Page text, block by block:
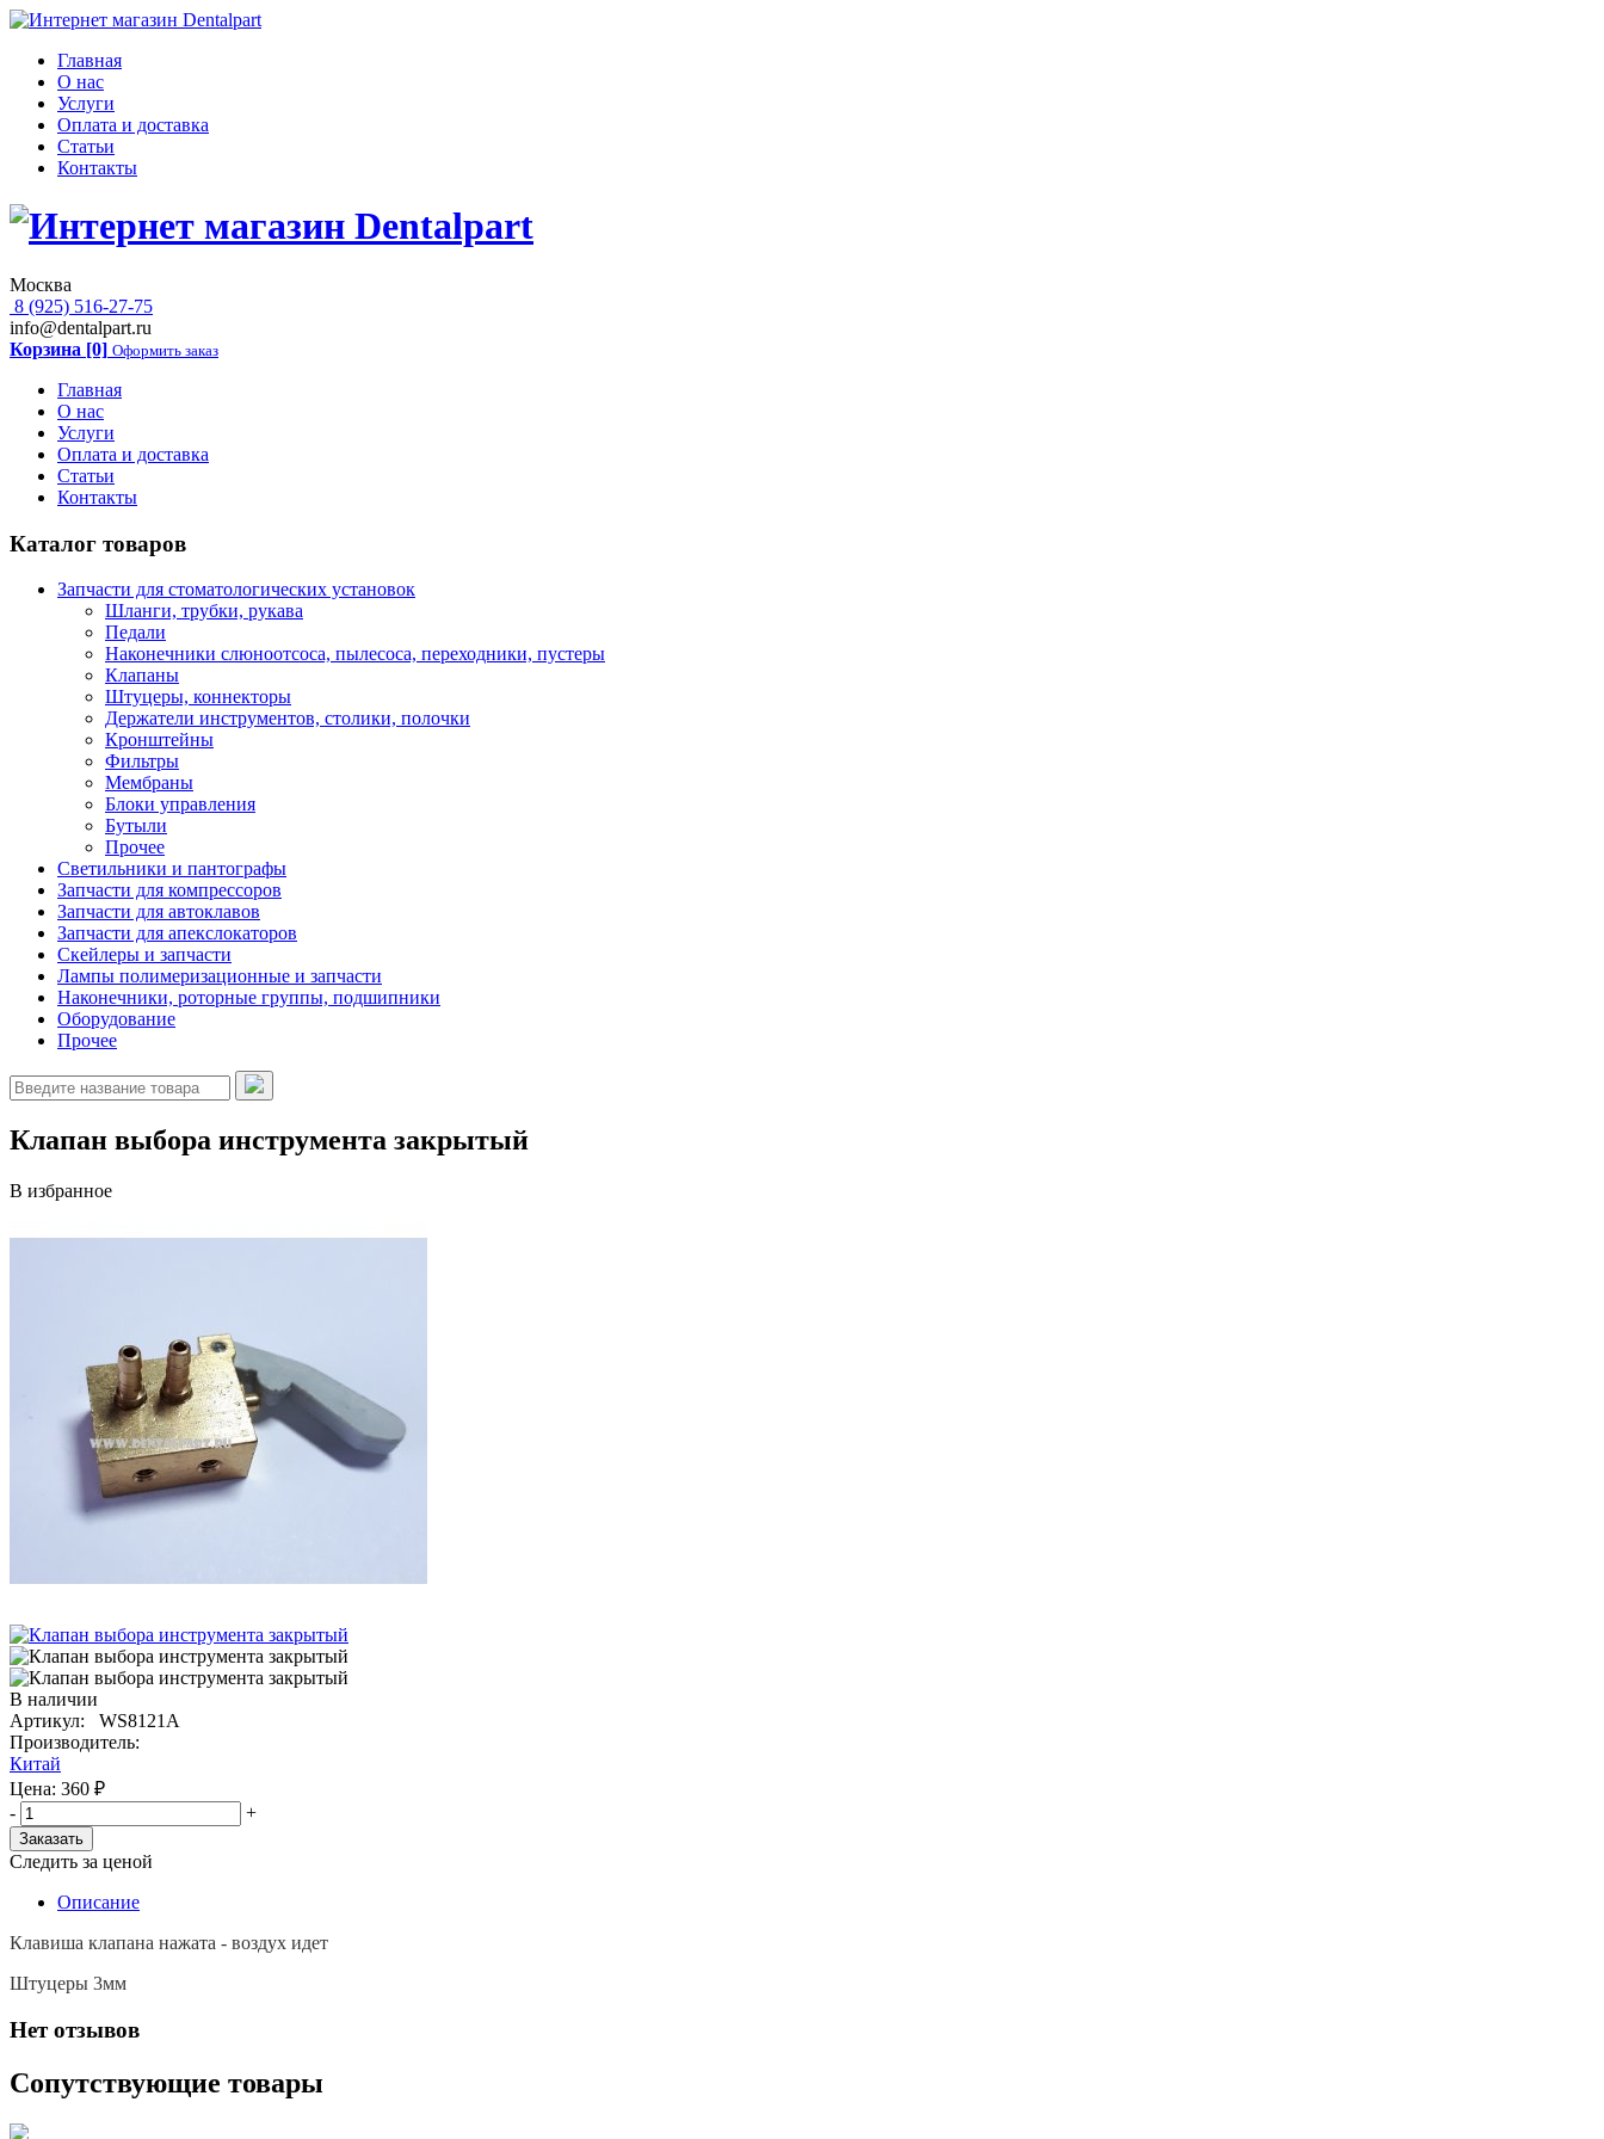
Главная
О нас
Услуги
Оплата и доставка
Статьи
Контакты
Москва
8 (925) 516-27-75
info@dentalpart.ru
Корзина [0] Оформить заказ
Главная
О нас
Услуги
Оплата и доставка
Статьи
Контакты
Каталог товаров
Запчасти для стоматологических установок
Шланги, трубки, рукава
Педали
Наконечники слюноотсоса, пылесоса, переходники, пустеры
Клапаны
Штуцеры, коннекторы
Держатели инструментов, столики, полочки
Кронштейны
Фильтры
Мембраны
Блоки управления
Бутыли
Прочее
Светильники и пантографы
Запчасти для компрессоров
Запчасти для автоклавов
Запчасти для апекслокаторов
Скейлеры и запчасти
Лампы полимеризационные и запчасти
Наконечники, роторные группы, подшипники
Оборудование
Прочее
Клапан выбора инструмента закрытый
В избранное
В наличии
Артикул: WS8121А
Производитель:
Китай
Цена: 360 ₽
-
+
Заказать
Следить за ценой
Описание
Клавиша клапана нажата - воздух идет
Штуцеры 3мм
Нет отзывов
Сопутствующие товары